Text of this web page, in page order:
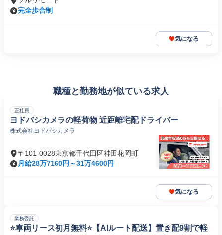
完全歩合制
気になる
職種と勤務地が似ている求人
正社員
ヨドバシカメラの軽荷物 近距離宅配ドライバー
株式会社ヨドバシカメラ
〒101-0028東京都千代田区神田花岡町
月給28万7160円～31万4600円
気になる
業務委託
⭐️車両リース初月無料⭐️【AIルート配送】置き配9割で軽